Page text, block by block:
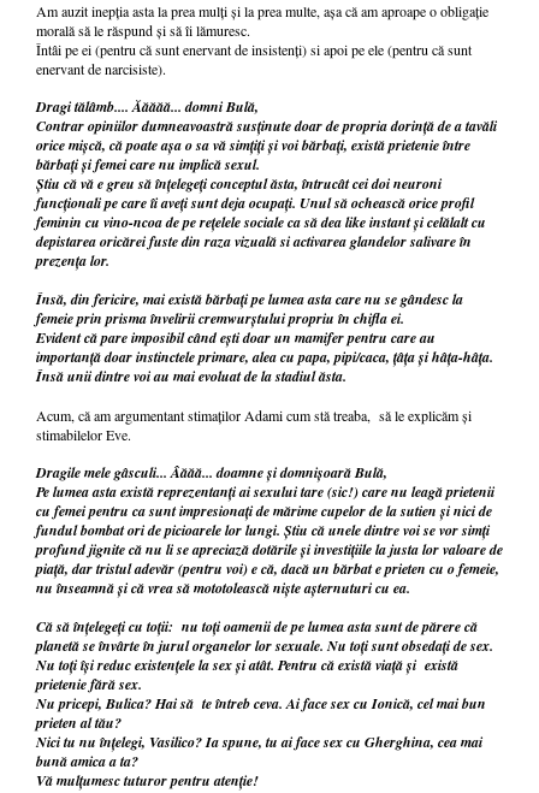
Am auzit inepția asta la prea mulți și la prea multe, așa că am aproape o obligație
morală să le răspund și să îi lămuresc.
Întâi pe ei (pentru că sunt enervant de insistenți) si apoi pe ele (pentru că sunt
enervant de narcisiste).
Dragi tălâmb.... Ăăăăă... domni Bulă,
Contrar opiniilor dumneavoastră susținute doar de propria dorință de a tavăli
orice mișcă, că poate așa o sa vă simțiți și voi bărbați, există prietenie între
bărbați și femei care nu implică sexul.
Știu că vă e greu să înțelegeți conceptul ăsta, întrucât cei doi neuroni
funcționali pe care îi aveți sunt deja ocupați. Unul să ochească orice profil
feminin cu vino-ncoa de pe rețelele sociale ca să dea like instant și celălalt cu
depistarea oricărei fuste din raza vizuală si activarea glandelor salivare în
prezența lor.
Însă, din fericire, mai există bărbați pe lumea asta care nu se gândesc la
femeie prin prisma învelirii cremwurștului propriu în chifla ei.
Evident că pare imposibil când ești doar un mamifer pentru care au
importanță doar instinctele primare, alea cu papa, pipi/caca, țâța și hâța-hâța.
Însă unii dintre voi au mai evoluat de la stadiul ăsta.
Acum, căam argumentantstimaților Adami cumstătreaba, săleexplicămși
stimabilelor Eve.
Dragile mele gâsculi... Âăăă... doamne și domnișoară Bulă,
Pe lumea asta există reprezentanți ai sexului tare (sic!) care nu leagă prietenii
cu femei pentru ca sunt impresionați de mărime cupelor de la sutien și nici de
fundul bombat ori de picioarele lor lungi. Știu că unele dintre voi se vor simți
profund jignite că nu li se apreciază dotările și investițiile la justa lor valoare de
piață, dar tristul adevăr (pentru voi) e că, dacă un bărbat e prieten cu o femeie,
nu înseamnă și că vrea să mototolească niște așternuturi cu ea.
Că să înțelegeți cu toții: nu toți oamenii de pe lumea asta sunt de părere că
planetă se învârte în jurul organelor lor sexuale. Nu toți sunt obsedați de sex.
Nu toți își reduc existențele la sex și atât. Pentru că există viață și există
prietenie fără sex.
Nu pricepi, Bulica? Hai să te întreb ceva. Ai face sex cu Ionică, cel mai bun
prieten al tău?
Nici tu nu înțelegi, Vasilico? Ia spune, tu ai face sex cu Gherghina, cea mai
bună amica a ta?
Vă mulțumesc tuturor pentru atenție!